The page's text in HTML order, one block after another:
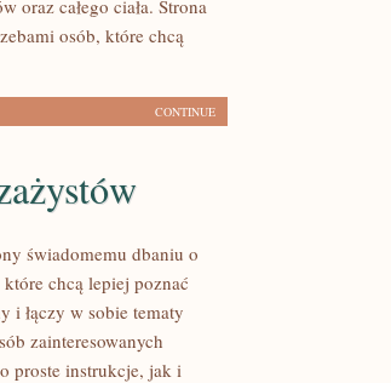
oraz całego ciała. Strona
osób, które chcą
CONTINUE
świadomemu dbaniu o
chcą lepiej poznać
i łączy w sobie tematy
zainteresowanych
proste instrukcje, jak i